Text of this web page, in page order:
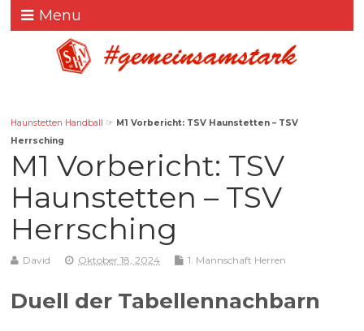
Menu
Haunstetten Handball ☞ M1 Vorbericht: TSV Haunstetten – TSV
Herrsching
M1 Vorbericht: TSV
Haunstetten – TSV
Herrsching
David Oktober 18, 2024 1. Mannschaft Herren
Duell der Tabellennachbarn